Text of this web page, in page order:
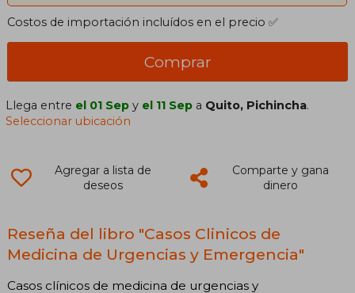
Costos de importación incluídos en el precio ✅
Comprar
Llega entre el 01 Sep y el 11 Sep a Quito, Pichincha.
Seleccionar ubicación
Agregar a lista de
deseos
Comparte y gana
dinero
Reseña del libro "Casos Clinicos de
Medicina de Urgencias y Emergencia"
Casos clínicos de medicina de urgencias y